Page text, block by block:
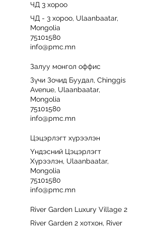
ЧД 3 хороо
ЧД - 3 хороо, Ulaanbaatar,
Mongolia
75101580
info@pmc.mn
Залуу монгол оффис
Зүчи Зочид Буудал, Chinggis
Avenue, Ulaanbaatar,
Mongolia
75101580
info@pmc.mn
Цэцэрлэгт хүрээлэн
Үндэсний Цэцэрлэгт
Хүрээлэн, Ulaanbaatar,
Mongolia
75101580
info@pmc.mn
River Garden Luxury Village 2
River Garden 2 хотхон, River